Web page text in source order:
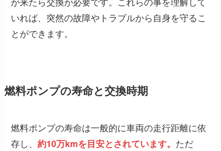
いれば、突然の故障やトラブルから自身を守るこ
とができます。
燃料ポンプの寿命と交換時期
燃料ポンプの寿命は一般的に車両の走行距離に依
存し、約10万kmを目安とされています。 ただ